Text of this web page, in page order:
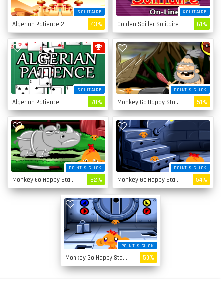
SOLITAIRE
Algerian Patience 2 43%
SOLITAIRE
Golden Spider Solitaire 61%
SOLITAIRE
Algerian Patience 70%
POINT & CLICK
Monkey Go Happy Stage 4 51%
POINT & CLICK
Monkey Go Happy Stage 3 62%
POINT & CLICK
Monkey Go Happy Stage 2 54%
POINT & CLICK
Monkey Go Happy Stage 1 59%